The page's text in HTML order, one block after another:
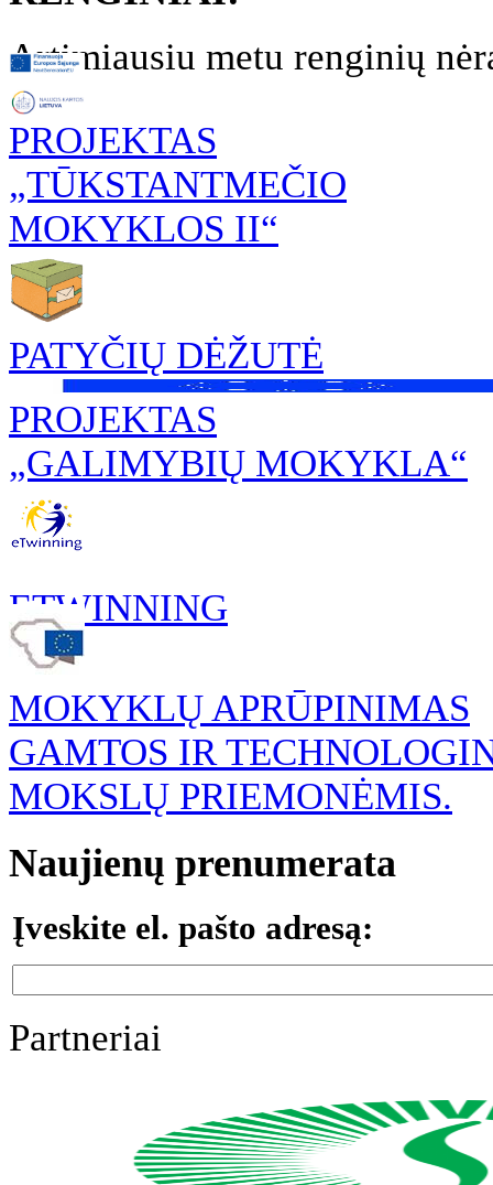
Artimiausiu metu renginių
PROJEKTAS
„TŪKSTANTMEČIO
MOKYKLOS II“
PATYČIŲ DĖŽUTĖ
PROJEKTAS
„GALIMYBIŲ MOKYKLA“
ETWINNING
MOKYKLŲ APRŪPINIMAS
GAMTOS IR
MOKSLŲ PRIEMONĖMIS.
Naujienų prenumerata
Įveskite el. pašto adresą:
Partneriai